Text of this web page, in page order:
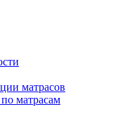
матрасов
матрасам